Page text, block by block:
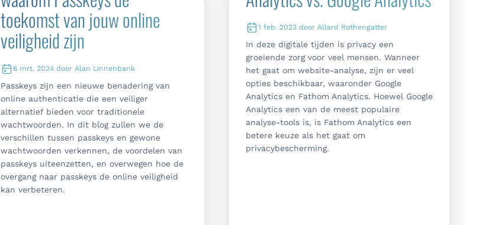
toekomst van jouw online
veiligheid zijn
6 mrt. 2024 door Alan Linnenbank
Passkeys zijn een nieuwe benadering van
online authenticatie die een veiliger
alternatief bieden voor traditionele
wachtwoorden. In dit blog zullen we de
verschillen tussen passkeys en gewone
wachtwoorden verkennen, de voordelen van
passkeys uiteenzetten, en overwegen hoe de
overgang naar passkeys de online veiligheid
kan verbeteren.
1 feb. 2023 door Allard Rothengatter
In deze digitale tijden is privacy een
groeiende zorg voor veel mensen. Wanneer
het gaat om website-analyse, zijn er veel
opties beschikbaar, waaronder Google
Analytics en Fathom Analytics. Hoewel Google
Analytics een van de meest populaire
analyse-tools is, is Fathom Analytics een
betere keuze als het gaat om
privacybescherming.